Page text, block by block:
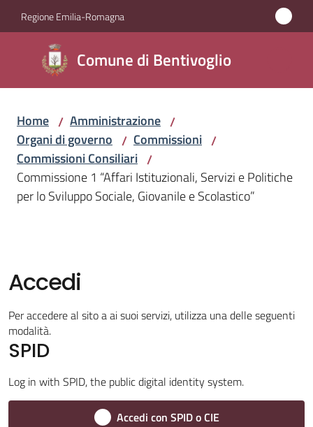
Vai al contenuto
Vai alla navigazione
Vai al footer
Regione Emilia-Romagna
Comune di Bentivoglio
Comune di
Bentivoglio
Amministrazione
Menu selezionato
Novità
Bentivoglio
Amministrazione
Trasparente
Home / Amministrazione /
Organi di governo / Commissioni /
Commissioni Consiliari /
Commissione 1 “Affari Istituzionali, Servizi e Politiche
per lo Sviluppo Sociale, Giovanile e Scolastico”
Accedi
Per accedere al sito a ai suoi servizi, utilizza una delle seguenti
modalità.
SPID
Log in with SPID, the public digital identity system.
Accedi con SPID o CIE